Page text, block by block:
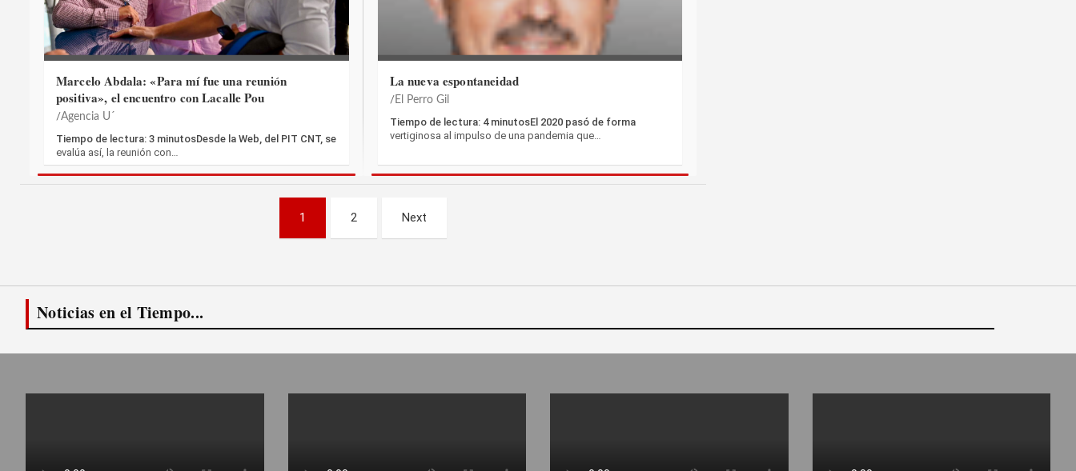
Marcelo Abdala: «Para mí fue una reunión
positiva», el encuentro con Lacalle Pou
Agencia U´
Tiempo de lectura: 3 minutosDesde la Web, del PIT CNT, se
evalúa así, la reunión con…
La nueva espontaneidad
El Perro Gil
Tiempo de lectura: 4 minutosEl 2020 pasó de forma
vertiginosa al impulso de una pandemia que…
entradas
1 2 Next
Noticias en el Tiempo...